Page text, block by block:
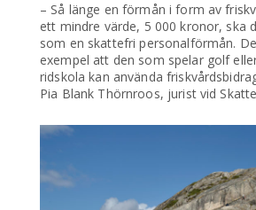
– Så länge en förmån i form av
ett mindre värde, 5 000 kronor, ska
som en skattefri personalförmån.
exempel att den som spelar golf
ridskola kan använda
Pia Blank Thörnroos, jurist vid